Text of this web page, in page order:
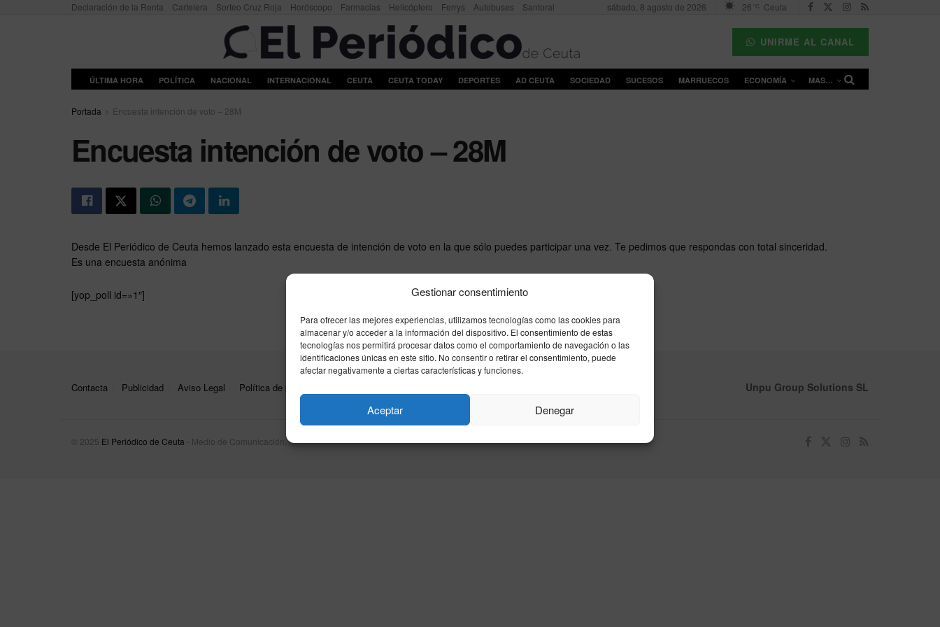
Gestionar consentimiento
Para ofrecer las mejores experiencias, utilizamos tecnologías como las cookies para
almacenar y/o acceder a la información del dispositivo. El consentimiento de estas
tecnologías nos permitirá procesar datos como el comportamiento de navegación o las
identificaciones únicas en este sitio. No consentir o retirar el consentimiento, puede
afectar negativamente a ciertas características y funciones.
Aceptar Denegar
Declaración de la Renta Cartelera Sorteo Cruz Roja Horóscopo Farmacias Helicóptero Ferrys Autobuses Santoral sábado, 8 agosto de 2026 26 °C Ceuta
UNIRME AL CANAL
ÚLTIMA HORA POLÍTICA NACIONAL INTERNACIONAL CEUTA CEUTA TODAY DEPORTES AD CEUTA SOCIEDAD SUCESOS MARRUECOS ECONOMÍA MAS…
Portada Encuesta intención de voto – 28M
Encuesta intención de voto – 28M
Desde El Periódico de Ceuta hemos lanzado esta encuesta de intención de voto en la que sólo puedes participar una vez. Te pedimos que respondas con total sinceridad.
Es una encuesta anónima
[yop_poll id=»1″]
Contacta Publicidad Aviso Legal Política de privacidad Unpu Group Solutions SL
© 2025 El Periódico de Ceuta - Medio de Comunicación .